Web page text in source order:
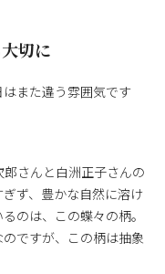
切に
はまた違う雰囲気です
さんと白洲正子さんの
ず、豊かな自然に溶け
のは、この蝶々の柄。
ですが、この柄は抽象